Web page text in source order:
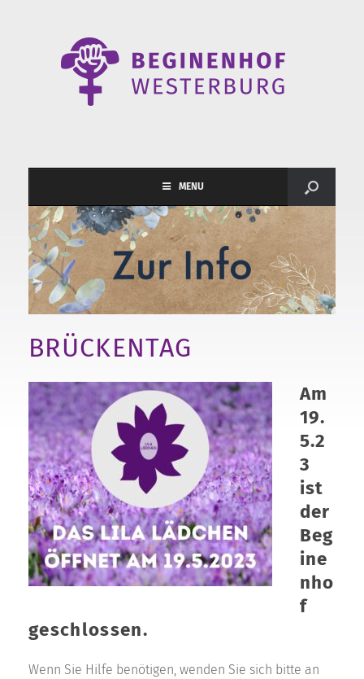
MENU
BRÜCKENTAG
Am
19.
5.2
3
ist
der
Beg
ine
nho
f
geschlossen.
Wenn Sie Hilfe benötigen, wenden Sie sich bitte an